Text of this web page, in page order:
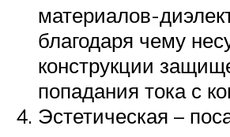
материалов-
благодаря чему
конструкции
попадания тока с
Эстетическая –